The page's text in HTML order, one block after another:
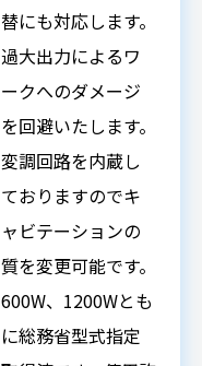
替にも対応します。
過大出力によるワ
ークへのダメージ
を回避いたします。
変調回路を内蔵し
ておりますのでキ
ャビテーションの
質を変更可能です。
600W、1200Wとも
に総務省型式指定